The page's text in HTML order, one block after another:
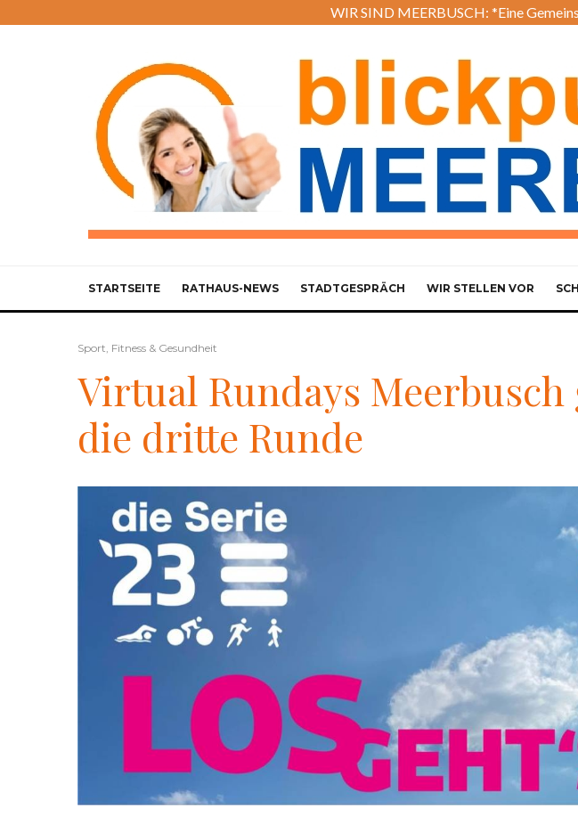
WIR SIND MEERBUSCH: *Eine
STARTSEITE RATHAUS-NEWS STADTGESPRÄCH WIR STELLEN VOR
Sport, Fitness & Gesundheit
Virtual Rundays Meerbusch
die dritte Runde